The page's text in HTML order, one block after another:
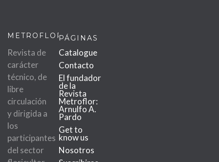
METROFLOR
Revista de
carácter
técnico, de
libre
circulación
y dirigida a
los
participantes
del sector
PÁGINAS
Catalogue
Contacto
El fundador
de la
Revista
Metroflor:
Arnulfo A.
Pardo
Get to
know us
Nosotros